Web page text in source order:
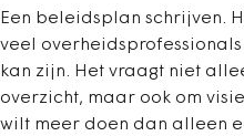
Een beleidsplan schrijven.
veel
kan zijn. Het vraagt niet
overzicht, maar ook om
wilt meer doen dan alleen